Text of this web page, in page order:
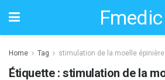
Fmedic
Home Tag stimulation de la moelle épinière
Étiquette :stimulation de la